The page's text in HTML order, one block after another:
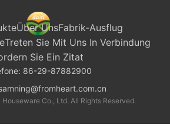
Über UnsFabrik-Ausflug
Treten Sie Mit Uns In Verbindung
Sie Ein Zitat
86-29-87882900
Co., Ltd. All Rights Reserved.